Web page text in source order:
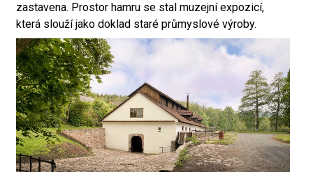
zastavena. Prostor hamru se stal muzejní expozicí,
která slouží jako doklad staré průmyslové výroby.